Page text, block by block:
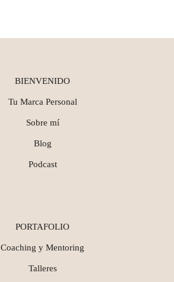
BIENVENIDO
Tu Marca Personal
Sobre mí
Blog
Podcast
PORTAFOLIO
Coaching y Mentoring
Talleres